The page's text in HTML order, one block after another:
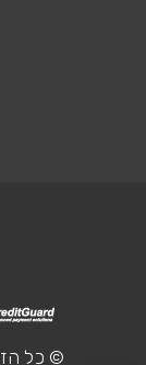
© כל